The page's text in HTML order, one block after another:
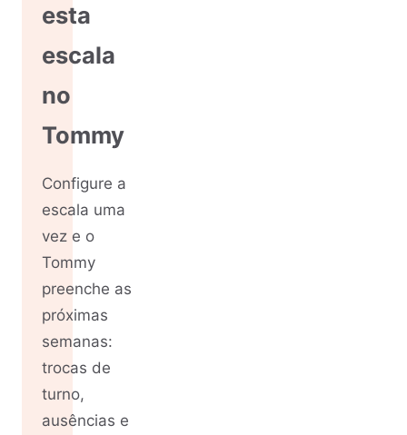
esta
escala
no
Tommy
Configure a
escala uma
vez e o
Tommy
preenche as
próximas
semanas:
trocas de
turno,
ausências e